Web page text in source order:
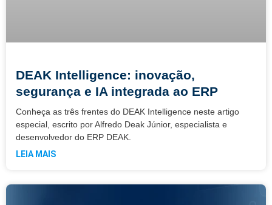
DEAK Intelligence: inovação,
segurança e IA integrada ao ERP
Conheça as três frentes do DEAK Intelligence neste artigo
especial, escrito por Alfredo Deak Júnior, especialista e
desenvolvedor do ERP DEAK.
LEIA MAIS